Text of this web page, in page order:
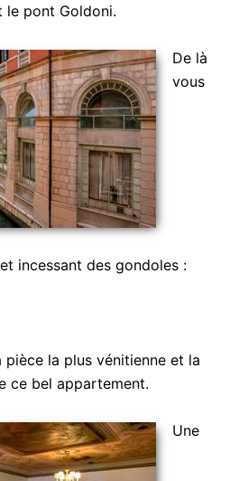
le pont Goldoni.
De là
vous
incessant des gondoles :
pièce la plus vénitienne et la
ce bel appartement.
Une